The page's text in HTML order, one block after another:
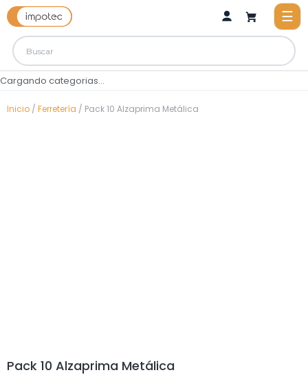
Cargando categorias...
Inicio / Ferretería / Pack 10 Alzaprima Metálica
Pack 10 Alzaprima Metálica